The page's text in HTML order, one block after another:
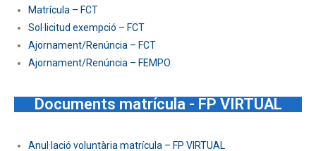
Matrícula – FCT
Sol·licitud exempció – FCT
Ajornament/Renúncia – FCT
Ajornament/Renúncia – FEMPO
Documents matrícula - FP VIRTUAL
Anul·lació voluntària matrícula – FP VIRTUAL